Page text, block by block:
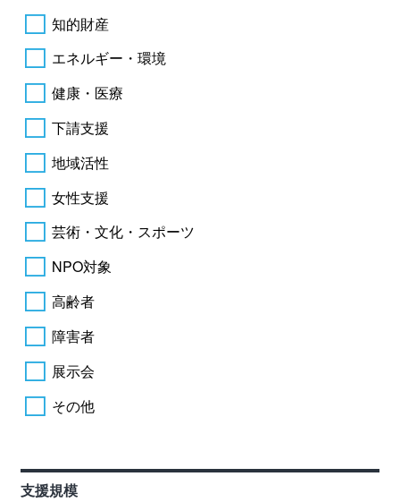
知的財産
エネルギー・環境
健康・医療
下請支援
地域活性
女性支援
芸術・文化・スポーツ
NPO対象
高齢者
障害者
展示会
その他
支援規模